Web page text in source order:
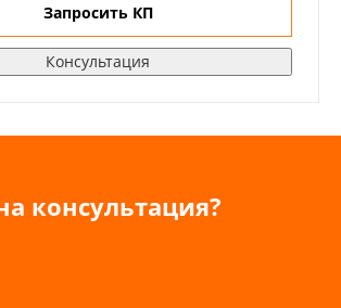
Запросить КП
Консультация
консультация?